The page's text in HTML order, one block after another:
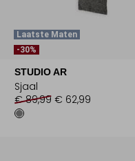
Laatste Maten
-30%
STUDIO AR
Sjaal
€ 89,99 € 62,99